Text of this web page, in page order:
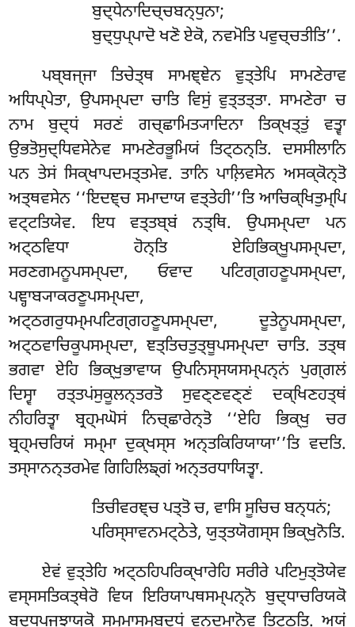
ਬੁਦ੍ਧੇਨਾਦਿਚ੍ਚਬਨ੍ਧੁਨਾ;
ਬੁਦ੍ਧੁਪ੍ਪਾਦੋ ਖਣੋ ਏਕੋ, ਨਵਮੋਤਿ ਪਵੁਚ੍ਚਤੀਤਿ’’.
ਪਬ੍ਬਜ੍ਜਾ ਤਿਚੇਤ੍ਥ ਸਾਮਞ੍ਞੇਨ ਵੁਤ੍ਤੇਪਿ ਸਾਮਣੇਰਾਵ
ਅਧਿਪ੍ਪੇਤਾ, ਉਪਸਮ੍ਪਦਾ ਚਾਤਿ ਵਿਸੁਂ ਵੁਤ੍ਤਤ੍ਤਾ. ਸਾਮਣੇਰਾ ਚ
ਨਾਮ ਬੁਦ੍ਧਂ ਸਰਣਂ ਗਚ੍ਛਾਮਿਤ੍ਯਾਦਿਨਾ ਤਿਕ੍ਖਤ੍ਤੁਂ ਵਤ੍ਵਾ
ਉਭਤੋਸੁਦ੍ਧਿਵਸੇਨੇਵ ਸਾਮਣੇਰਭੂਮਿਯਂ ਤਿਟ੍ਠਨ੍ਤਿ. ਦਸਸੀਲਾਨਿ
ਪਨ ਤੇਸਂ ਸਿਕ੍ਖਾਪਦਮਤ੍ਤਮੇਵ. ਤਾਨਿ ਪਾਲ਼ਿਵਸੇਨ ਅਸਕ੍ਕੋਨ੍ਤੋ
ਅਤ੍ਥਵਸੇਨ ‘‘ਇਦਞ੍ਚ ਸਮਾਦਾਯ ਵਤ੍ਤੇਹੀ’’ਤਿ ਆਚਿਕ੍ਖਿਤੁਮ੍ਪਿ
ਵਟ੍ਟਤਿਯੇਵ. ਇਧ ਵਤ੍ਤਬ੍ਬਂ ਨਤ੍ਥਿ. ਉਪਸਮ੍ਪਦਾ ਪਨ
ਅਟ੍ਠਵਿਧਾ ਹੋਨ੍ਤਿ ਏਹਿਭਿਕ੍ਖੂਪਸਮ੍ਪਦਾ,
ਸਰਣਗਮਨੂਪਸਮ੍ਪਦਾ, ਓਵਾਦ ਪਟਿਗ੍ਗਹਣੂਪਸਮ੍ਪਦਾ,
ਪਞ੍ਹਾਬ੍ਯਾਕਰਣੂਪਸਮ੍ਪਦਾ,
ਅਟ੍ਠਗਰੁਧਮ੍ਮਪਟਿਗ੍ਗਹਣੂਪਸਮ੍ਪਦਾ, ਦੂਤੇਨੂਪਸਮ੍ਪਦਾ,
ਅਟ੍ਠਵਾਚਿਕੂਪਸਮ੍ਪਦਾ, ਞਤ੍ਤਿਚਤੁਤ੍ਥੂਪਸਮ੍ਪਦਾ ਚਾਤਿ. ਤਤ੍ਥ
ਭਗਵਾ ਏਹਿ ਭਿਕ੍ਖੁਭਾਵਾਯ ਉਪਨਿਸ੍ਸਯਸਮ੍ਪਨ੍ਨਂ ਪੁਗ੍ਗਲਂ
ਦਿਸ੍ਵਾ ਰਤ੍ਤਪਂਸੁਕੂਲਨ੍ਤਰਤੋ ਸੁਵਣ੍ਣਵਣ੍ਣਂ ਦਕ੍ਖਿਣਹਤ੍ਥਂ
ਨੀਹਰਿਤ੍ਵਾ ਬ੍ਰਹ੍ਮਘੋਸਂ ਨਿਚ੍ਛਾਰੇਨ੍ਤੋ ‘‘ਏਹਿ ਭਿਕ੍ਖੁ ਚਰ
ਬ੍ਰਹ੍ਮਚਰਿਯਂਸਮ੍ਮਾ ਦੁਕ੍ਖਸ੍ਸ ਅਨ੍ਤਕਿਰਿਯਾਯਾ’’ਤਿ ਵਦਤਿ.
ਤਸ੍ਸਾਨਨ੍ਤਰਮੇਵ ਗਿਹਿਲਿਙ੍ਗਂ ਅਨ੍ਤਰਧਾਯਿਤ੍ਵਾ.
ਤਿਚੀਵਰਞ੍ਚ ਪਤ੍ਤੋ ਚ, ਵਾਸਿ ਸੂਚਿਚ ਬਨ੍ਧਨਂ;
ਪਰਿਸ੍ਸਾਵਨਮਟ੍ਠੇਤੇ, ਯੁਤ੍ਤਯੋਗਸ੍ਸ ਭਿਕ੍ਖੁਨੋਤਿ.
ਏਵਂ ਵੁਤ੍ਤੇਹਿ ਅਟ੍ਠਹਿਪਰਿਕ੍ਖਾਰੇਹਿ ਸਰੀਰੇ ਪਟਿਮੁਤ੍ਤੋਯੇਵ
ਵਸ੍ਸਸਤਿਕਤ੍ਥੇਰੋ ਵਿਯ ਇਰਿਯਾਪਥਸਮ੍ਪਨ੍ਨੋ ਬੁਦ੍ਧਾਚਰਿਯਕੋ
ਬੁਦ੍ਧੁਪਜ੍ਝਾਯਕੋ ਸਮ੍ਮਾਸਮ੍ਬੁਦ੍ਧਂ ਵਨ੍ਦਮਾਨੋਵ ਤਿਟ੍ਠਤਿ. ਅਯਂ